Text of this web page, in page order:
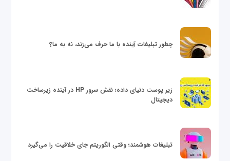
چطور تبلیغات آینده با ما حرف می‌زند، نه به ما؟
زیر پوست دنیای داده؛ نقش سرور HP در آینده زیرساخت
دیجیتال
تبلیغات هوشمند؛ وقتی الگوریتم جای خلاقیت را می‌گیرد